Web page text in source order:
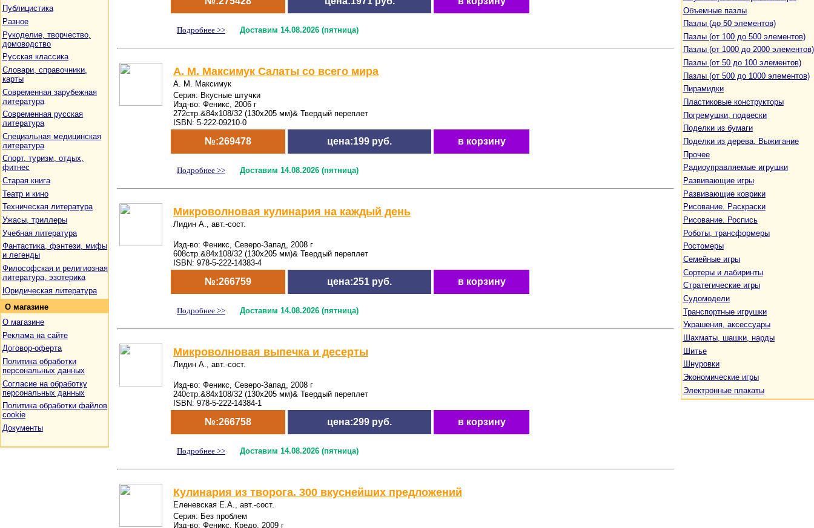
Публицистика
Разное
Рукоделие, творчество,
домоводство
Русская классика
Словари, справочники,
карты
Современная зарубежная
литература
Современная русская
литература
Специальная медицинская
литература
Спорт, туризм, отдых,
фитнес
Старая книга
Театр и кино
Техническая литература
Ужасы, триллеры
Учебная литература
Фантастика, фэнтези, мифы
и легенды
Философская и религиозная
литература, эзотерика
Юридическая литература
О магазине
О магазине
Реклама на сайте
Договор-оферта
Политика обработки
персональных данных
Согласие на обработку
персональных данных
Политика обработки файлов
cookie
Документы
Подробнее >> Доставим 14.08.2026 (пятница)
А. М. Максимук Салаты со всего мира
А. М. Максимук
Серия: Вкусные штучки
Изд-во: Феникс, 2006 г
272стр.&84x108/32 (130х205 мм)& Твердый переплет
ISBN: 5-222-09210-0
№:269478 цена:199 руб. в корзину
Подробнее >> Доставим 14.08.2026 (пятница)
Микроволновая кулинария на каждый день
Лидин А., авт.-сост.
Изд-во: Феникс, Северо-Запад, 2008 г
608стр.&84x108/32 (130х205 мм)& Твердый переплет
ISBN: 978-5-222-14383-4
№:266759 цена:251 руб. в корзину
Подробнее >> Доставим 14.08.2026 (пятница)
Микроволновая выпечка и десерты
Лидин А., авт.-сост.
Изд-во: Феникс, Северо-Запад, 2008 г
240стр.&84x108/32 (130х205 мм)& Твердый переплет
ISBN: 978-5-222-14384-1
№:266758 цена:299 руб. в корзину
Подробнее >> Доставим 14.08.2026 (пятница)
Кулинария из творога. 300 вкуснейших предложений
Еленевская Е.А., авт.-сост.
Серия: Без проблем
Изд-во: Феникс, Кредо, 2009 г
Объемные пазлы
Пазлы (до 50 элементов)
Пазлы (от 100 до 500 элементов)
Пазлы (от 1000 до 2000 элементов)
Пазлы (от 50 до 100 элементов)
Пазлы (от 500 до 1000 элементов)
Пирамидки
Пластиковые конструкторы
Погремушки, подвески
Поделки из бумаги
Поделки из дерева. Выжигание
Прочее
Радиоуправляемые игрушки
Развивающие игры
Развивающие коврики
Рисование. Раскраски
Рисование. Роспись
Роботы, трансформеры
Ростомеры
Семейные игры
Сортеры и лабиринты
Стратегические игры
Судомодели
Транспортные игрушки
Украшения, аксессуары
Шахматы, шашки, нарды
Шитье
Шнуровки
Экономические игры
Электронные плакаты